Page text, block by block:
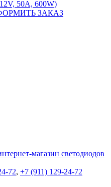
ЗАКАЗ
магазин светодиодов
72, +7 (911) 129-24-72